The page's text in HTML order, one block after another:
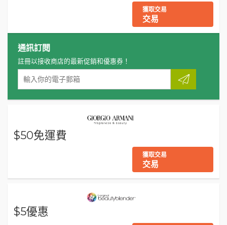
獲取交易
交易
通訊訂閱
註冊以接收商店的最新促銷和優惠券！
$50免運費
獲取交易
交易
$5優惠